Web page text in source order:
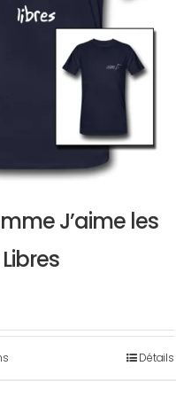
J’aime les
Ce
Détails